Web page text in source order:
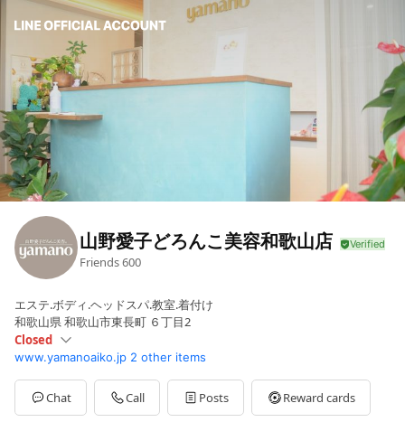
山野愛子どろんこ美容和歌山店
Friends600
エステ.ボディ.ヘッドスパ.教室.着付け
和歌山県 和歌山市東長町 ６丁目2
Closed
SunClosed
Mon10:00 - 19:00
Tue10:00 - 19:00
Wed10:00 - 19:00
www.yamanoaiko.jp 2 other items
Chat Call Posts Reward cards